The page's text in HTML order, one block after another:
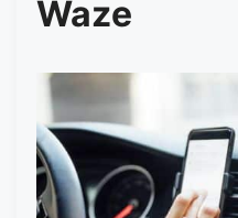
Waze